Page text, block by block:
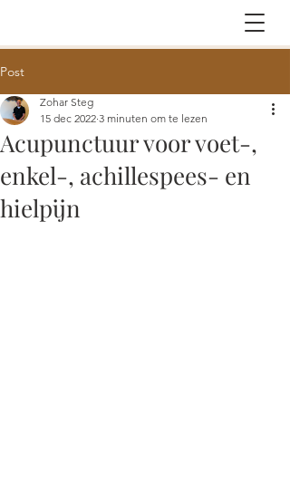
Post
Acupunctuur voor voet-,
enkel-, achillespees- en
hielpijn
Zohar Steg
15 dec 2022 3 minuten om te lezen